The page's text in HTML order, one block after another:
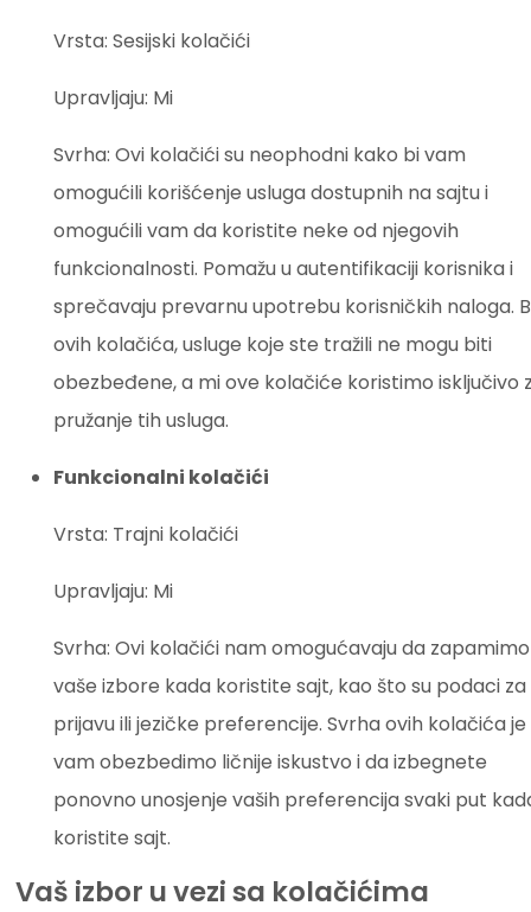
Vrsta: Sesijski kolačići
Upravljaju: Mi
Svrha: Ovi kolačići su neophodni kako bi vam
omogućili korišćenje usluga dostupnih na sajtu i
omogućili vam da koristite neke od njegovih
funkcionalnosti. Pomažu u autentifikaciji korisnika i
sprečavaju prevarnu upotrebu korisničkih naloga.
ovih kolačića, usluge koje ste tražili ne mogu biti
obezbeđene, a mi ove kolačiće koristimo isključivo
pružanje tih usluga.
Funkcionalni kolačići
Vrsta: Trajni kolačići
Upravljaju: Mi
Svrha: Ovi kolačići nam omogućavaju da zapamimo
vaše izbore kada koristite sajt, kao što su podaci za
prijavu ili jezičke preferencije. Svrha ovih kolačića
vam obezbedimo ličnije iskustvo i da izbegnete
ponovno unosjenje vaših preferencija svaki put
koristite sajt.
Vaš izbor u vezi sa kolačićima